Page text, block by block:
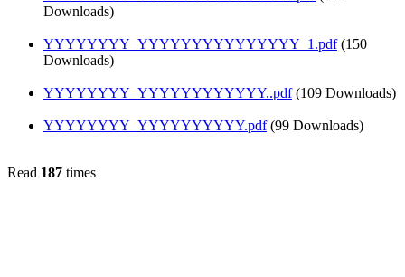
Downloads)
YYYYYYYY_YYYYYYYYYYYYYYY_1.pdf (150
Downloads)
YYYYYYYY_YYYYYYYYYYYY..pdf (109 Downloads)
YYYYYYYY_YYYYYYYYYY.pdf (99 Downloads)
Read 187 times